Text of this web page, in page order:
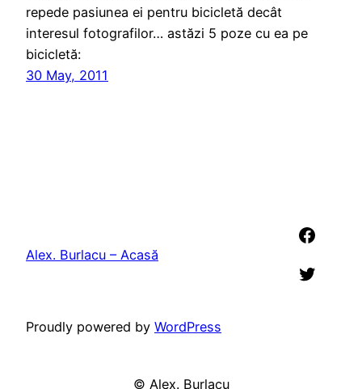
repede pasiunea ei pentru bicicletă decât
interesul fotografilor… astăzi 5 poze cu ea pe
bicicletă:
30 May, 2011
Alex. Burlacu – Acasă
Twitter
Proudly powered by WordPress
© Alex. Burlacu